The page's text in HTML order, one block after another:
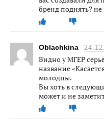
бренд поднять?
Oblachkina
Видно у МГЕР
название
молодцы.
Вы хоть в
может и не